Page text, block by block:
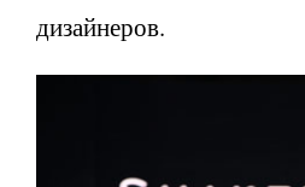
дизайнеров.